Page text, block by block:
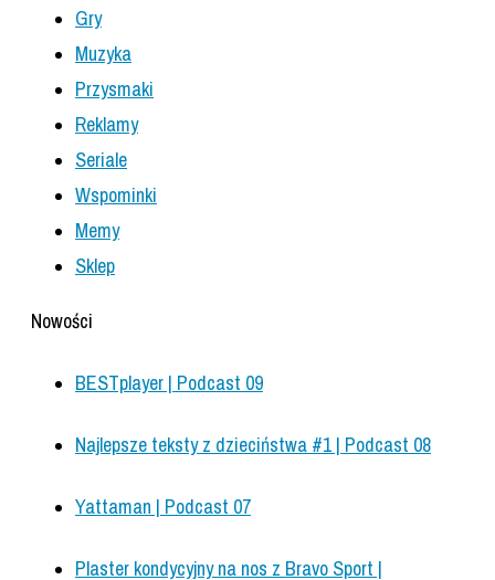
Gry
Muzyka
Przysmaki
Reklamy
Seriale
Wspominki
Memy
Sklep
Nowości
BESTplayer | Podcast 09
Najlepsze teksty z dzieciństwa #1 | Podcast 08
Yattaman | Podcast 07
Plaster kondycyjny na nos z Bravo Sport |